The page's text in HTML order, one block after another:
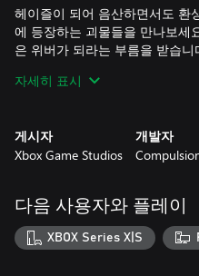
헤이즐이 되어 음산하면서도 환
에 등장하는 괴물들을 만나보세
은 위버가 되라는 부름을 받습
한 괴물들과 맞서 싸우고, 자신
어둡고 현대적인 민간 설화
가 되는 남부 고딕의 세계로 빨
즐은 어머니를 구하고 고향을 지
민간 설화 속으로 모험을 떠나게
유산을 자신의 정체성과 하나로
자세히 표시
게시자
Xbox Game Studios
개발자
다음 사용자와 플레이
XBOX Series X|S